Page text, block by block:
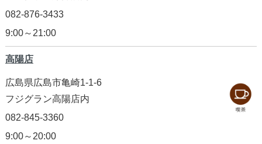
082-876-3433
9:00～21:00
高陽店
広島県広島市亀崎1-1-6
フジグラン高陽店内
082-845-3360
9:00～20:00